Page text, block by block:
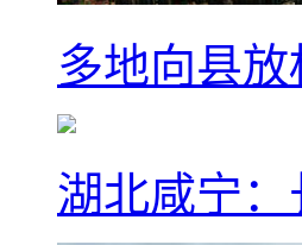
多地向县
湖北咸宁